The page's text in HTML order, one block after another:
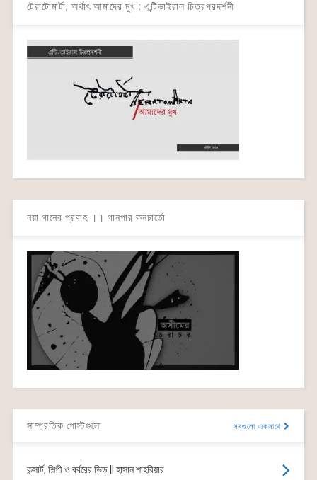
টেরাটোমার্টা, অর্থাৎ আমাদের মুখ : এন্টিভাইরাল চিত্রপ্রদর্শনী
নয়া গানের প্রবাহ ।। গানপার কনচার্তো
সাম্প্রতিক পোস্টগুলো সবগুলো একসাথে
কন্সার্ট, শিল্পী ও বর্বরের ভিড় || হাসান শাহরিয়ার